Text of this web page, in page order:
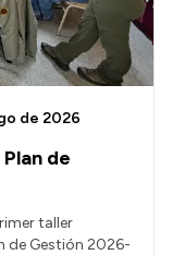
de
de 2026
taller
de Gestión 2026-